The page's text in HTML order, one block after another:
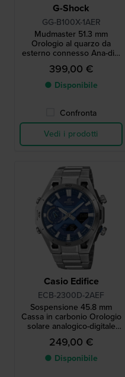
G-Shock
GG-B100X-1AER
Mudmaster 51.3 mm
Orologio al quarzo da
esterno connesso Ana-digi
resistente al fango
399,00 €
● Disponibile
Confronta
Vedi i prodotti
Casio Edifice
ECB-2300D-2AEF
Sospensione 45.8 mm
Cassa in carbonio Orologio
solare analogico-digitale
Bluetooth
249,00 €
● Disponibile